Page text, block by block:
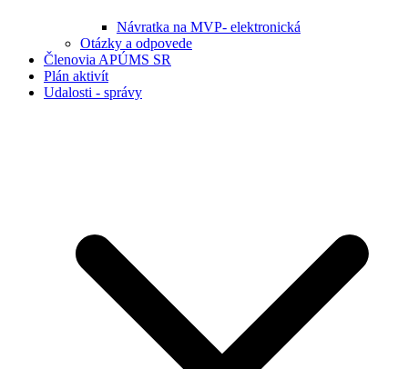
Návratka na MVP- elektronická
Otázky a odpovede
Členovia APÚMS SR
Plán aktivít
Udalosti - správy